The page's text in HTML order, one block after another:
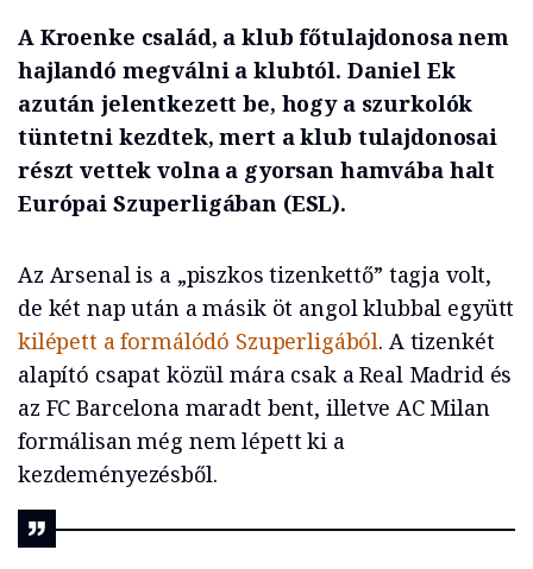
A Kroenke család, a klub főtulajdonosa nem
hajlandó megválni a klubtól. Daniel Ek
azután jelentkezett be, hogy a szurkolók
tüntetni kezdtek, mert a klub tulajdonosai
részt vettek volna a gyorsan hamvába halt
Európai Szuperligában (ESL).
Az Arsenal is a „piszkos tizenkettő” tagja volt,
de két nap után a másik öt angol klubbal együtt
kilépett a formálódó Szuperligából. A tizenkét
alapító csapat közül mára csak a Real Madrid és
az FC Barcelona maradt bent, illetve AC Milan
formálisan még nem lépett ki a
kezdeményezésből.